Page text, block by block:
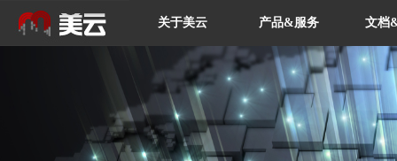
关于美云 产品&服务 文档